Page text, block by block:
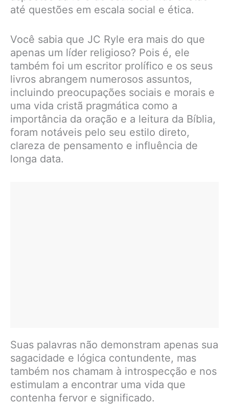
até questões em escala social e ética.
Você sabia que JC Ryle era mais do que
apenas um líder religioso? Pois é, ele
também foi um escritor prolífico e os seus
livros abrangem numerosos assuntos,
incluindo preocupações sociais e morais e
uma vida cristã pragmática como a
importância da oração e a leitura da Bíblia,
foram notáveis ​​pelo seu estilo direto,
clareza de pensamento e influência de
longa data.
Suas palavras não demonstram apenas sua
sagacidade e lógica contundente, mas
também nos chamam à introspecção e nos
estimulam a encontrar uma vida que
contenha fervor e significado.